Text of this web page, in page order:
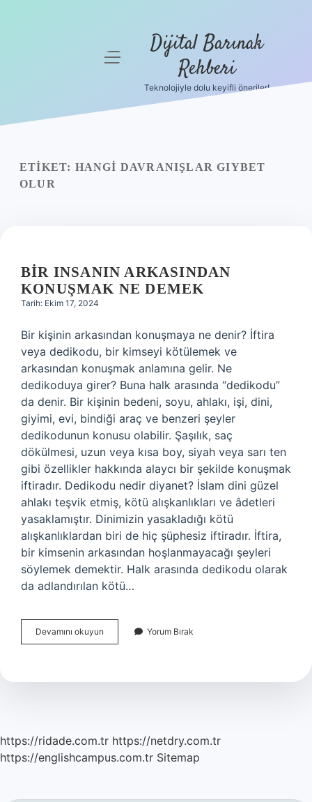
Yasal Uyarı
menüyü
Dijital Barınak
Rehberi
Teknolojiyle dolu keyifli öneriler!
ETIKET: HANGI DAVRANIŞLAR GIYBET
OLUR
BIR INSANIN ARKASINDAN
KONUŞMAK NE DEMEK
Tarih: Ekim 17, 2024
Bir kişinin arkasından konuşmaya ne denir? İftira
veya dedikodu, bir kimseyi kötülemek ve
arkasından konuşmak anlamına gelir. Ne
dedikoduya girer? Buna halk arasında “dedikodu”
da denir. Bir kişinin bedeni, soyu, ahlakı, işi, dini,
giyimi, evi, bindiği araç ve benzeri şeyler
dedikodunun konusu olabilir. Şaşılık, saç
dökülmesi, uzun veya kısa boy, siyah veya sarı ten
gibi özellikler hakkında alaycı bir şekilde konuşmak
iftiradır. Dedikodu nedir diyanet? İslam dini güzel
ahlakı teşvik etmiş, kötü alışkanlıkları ve âdetleri
yasaklamıştır. Dinimizin yasakladığı kötü
alışkanlıklardan biri de hiç şüphesiz iftiradır. İftira,
bir kimsenin arkasından hoşlanmayacağı şeyleri
söylemek demektir. Halk arasında dedikodu olarak
da adlandırılan kötü…
Devamını okuyun
Insanın
Ne
Yorum Bırak
https://ridade.com.tr https://netdry.com.tr
https://englishcampus.com.tr Sitemap